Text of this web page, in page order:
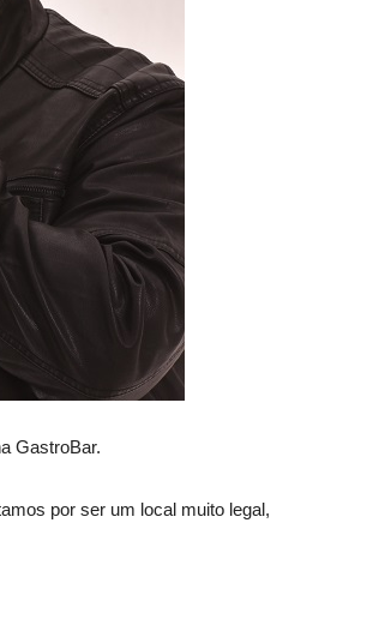
GastroBar.
por ser um local muito legal,